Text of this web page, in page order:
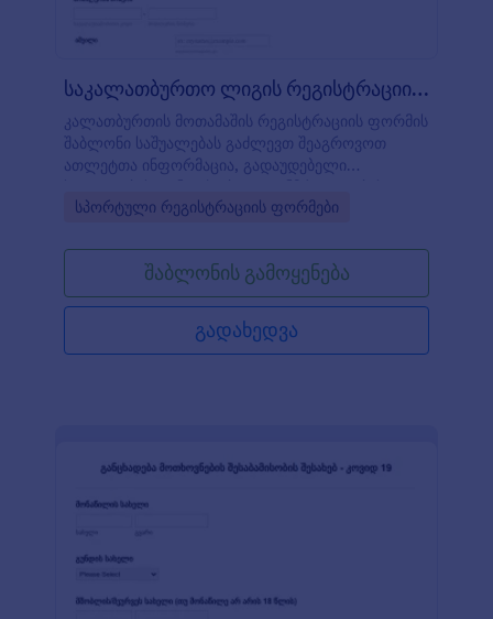
საკალათბურთო ლიგის რეგისტრაციის ფორ?
კალათბურთის მოთამაშის რეგისტრაციის ფორმის
შაბლონი საშუალებას გაძლევთ შეაგროვოთ
ათლეტთა ინფორმაცია, გადაუდებელი
დაზღვევის მონაცემები, მშობელთა თანხმობა და
გამოიყენოთ მოცემული ფორმა და დაამატოთ
თქვენი ლოგო, სურათები, ფონტები, ფერები და
ჩასვათ თუნდაც თქვენს ვებსაიტზე.
Go to Category:
სპორტული რეგისტრაციის ფორმები
შაბლონის გამოყენება
გადახედვა